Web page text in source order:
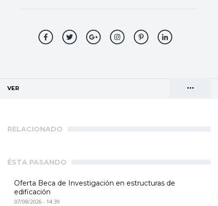
•••
VER
RELACIONADO
ÉSTA PASANDO
Oferta Beca de Investigación en estructuras de
edificación
07/08/2026 - 14:39